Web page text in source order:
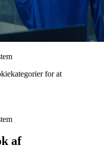
for at
af